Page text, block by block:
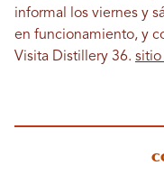
informal los viernes y
en funcionamiento, y
Visita Distillery 36. sitio